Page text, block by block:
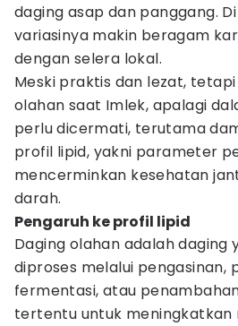
daging asap dan panggang.
variasinya makin beragam
dengan selera lokal.
Meski praktis dan lezat,
olahan saat Imlek, apalagi
perlu dicermati, terutama
profil lipid, yakni parameter
mencerminkan kesehatan
darah.
Pengaruh ke profil lipid
Daging olahan adalah daging
diproses melalui pengasinan,
fermentasi, atau
tertentu untuk meningkatkan